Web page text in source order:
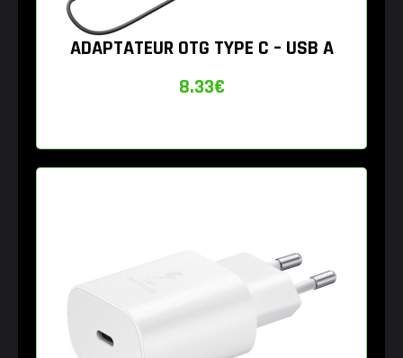
ADAPTATEUR OTG TYPE C – USB A
8.33€